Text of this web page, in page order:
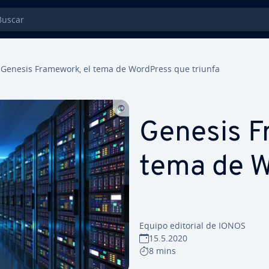
Genesis Framework, el tema de WordPress que triunfa
Genesis
tema de
Equipo editorial de IONOS
15.5.2020
8 mins